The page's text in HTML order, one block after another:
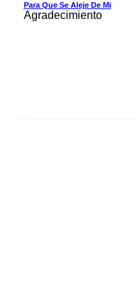
Para Que Se Aleje De Mi
Agradecimiento